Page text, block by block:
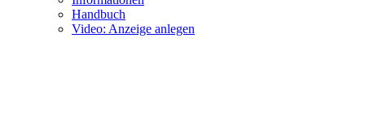
Handbuch
Video: Anzeige anlegen